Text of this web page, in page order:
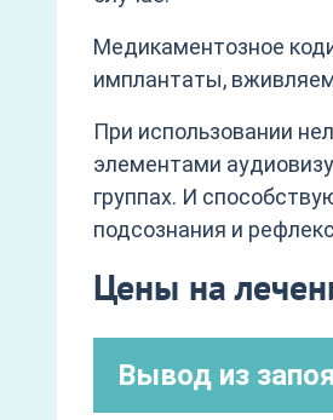
Медикаментозное
имплантаты,
При использовании
элементами
группах. И
подсознания и
Цены на
Вывод из